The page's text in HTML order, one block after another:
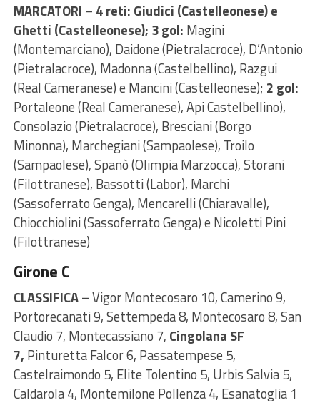
MARCATORI – 4 reti: Giudici (Castelleonese) e
Ghetti (Castelleonese); 3 gol: Magini
(Montemarciano), Daidone (Pietralacroce), D’Antonio
(Pietralacroce), Madonna (Castelbellino), Razgui
(Real Cameranese) e Mancini (Castelleonese); 2 gol:
Portaleone (Real Cameranese), Api Castelbellino),
Consolazio (Pietralacroce), Bresciani (Borgo
Minonna), Marchegiani (Sampaolese), Troilo
(Sampaolese), Spanò (Olimpia Marzocca), Storani
(Filottranese), Bassotti (Labor), Marchi
(Sassoferrato Genga), Mencarelli (Chiaravalle),
Chiocchiolini (Sassoferrato Genga) e Nicoletti Pini
(Filottranese)
Girone C
CLASSIFICA –Vigor Montecosaro 10, Camerino 9,
Portorecanati 9, Settempeda 8, Montecosaro 8, San
Claudio 7, Montecassiano 7, Cingolana SF
7, Pinturetta Falcor 6, Passatempese 5,
Castelraimondo 5, Elite Tolentino 5, Urbis Salvia 5,
Caldarola 4, Montemilone Pollenza 4, Esanatoglia 1